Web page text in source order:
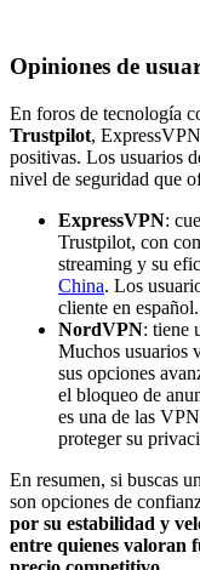
Opiniones de
En foros de tecnología
Trustpilot,
positivas. Los usuarios
nivel de seguridad que
ExpressVPN:
Trustpilot, con
streaming y su
China. Los
cliente en español.
NordVPN: tiene
Muchos usuarios
sus opciones
el bloqueo de
es una de las
proteger su
En resumen, si buscas
son opciones de
por su estabilidad y
entre quienes valoran